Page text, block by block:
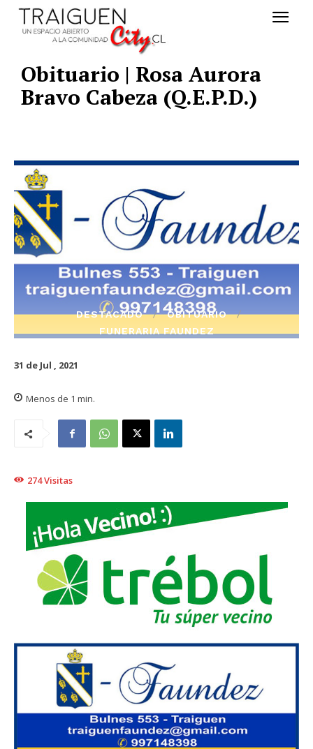
Obituario | Rosa Aurora
Bravo Cabeza (Q.E.P.D.)
DESTACADO
OBITUARIO
FUNERARIA FAUNDEZ
31 de Jul , 2021
Menos de 1 min.
274Visitas